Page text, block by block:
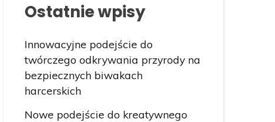
Ostatnie wpisy
Innowacyjne podejście do
twórczego odkrywania przyrody na
bezpiecznych biwakach
harcerskich
Nowe podejście do kreatywnego